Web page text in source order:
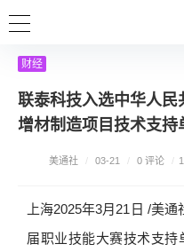
财经
联泰科技入选中华人
增材制造项目技术支持
美通社 / 03-21 / 0 评论 /
上海2025年3月21日 /美
届职业技能大赛技术支